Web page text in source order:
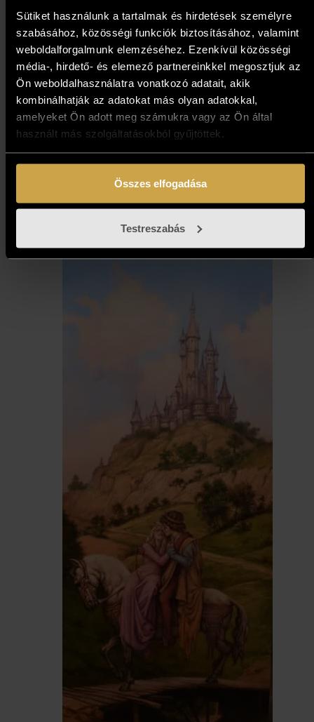
Sütiket használunk a tartalmak és hirdetések személyre
szabásához, közösségi funkciók biztosításához, valamint
weboldalforgalmunk elemzéséhez. Ezenkívül közösségi
média-, hirdető- és elemező partnereinkkel megosztjuk az
Ön weboldalhasználatra vonatkozó adatait, akik
kombinálhatják az adatokat más olyan adatokkal,
amelyeket Ön adott meg számukra vagy az Ön által
használt más szolgáltatásokból gyűjtöttek.
Összes elfogadása
Testreszabás
Gécseg András - Háttal a
Balatonnak (35x49 cm)
Kosárba teszem